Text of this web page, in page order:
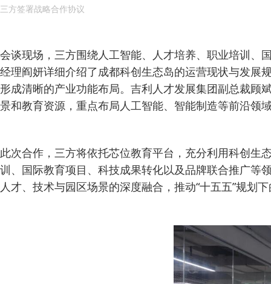
三方签署战略合作协议
会谈现场，三方围绕人工智能、人才培养、职业培训、
经理阎妍详细介绍了成都科创生态岛的运营现状与发展
形成清晰的产业功能布局。吉利人才发展集团副总裁顾
景和教育资源，重点布局人工智能、智能制造等前沿领
此次合作，三方将依托芯位教育平台，充分利用科创生
训、国际教育项目、科技成果转化以及品牌联合推广
人才、技术与园区场景的深度融合，推动“十五五”规划